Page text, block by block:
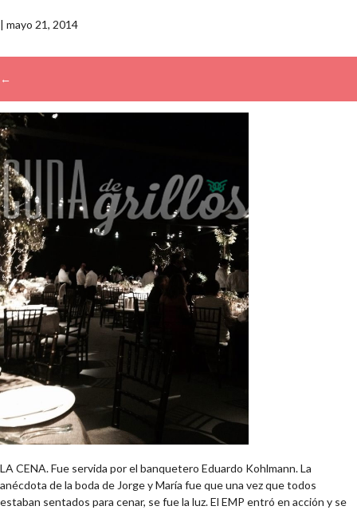
| mayo 21, 2014
←
→
LA CENA. Fue servida por el banquetero Eduardo Kohlmann. La
anécdota de la boda de Jorge y María fue que una vez que todos
estaban sentados para cenar, se fue la luz. El EMP entró en acción y se